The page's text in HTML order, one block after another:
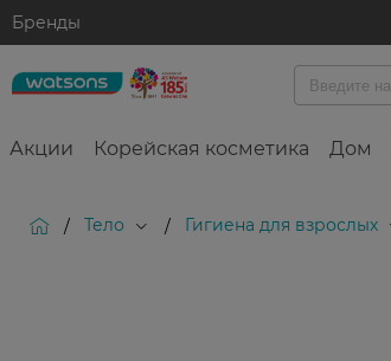
Бренды
Акции Корейская косметика Дом
/ Тело / Гигиена для взрослых